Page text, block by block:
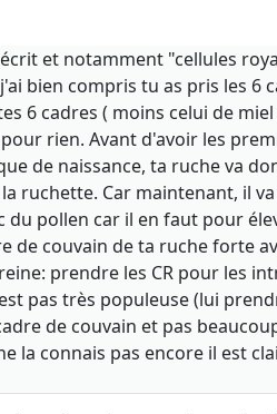
et notamment "cellules
bien compris tu as pris les
6 cadres ( moins celui de
rien. Avant d'avoir les
de naissance, ta ruche va
ruchette. Car maintenant, il
pollen car il en faut pour
de couvain de ta ruche forte
prendre les CR pour les
pas très populeuse (lui
de couvain et pas
la connais pas encore il est